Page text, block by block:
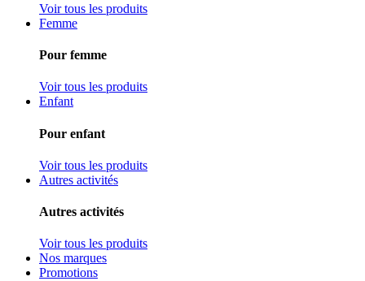
Voir tous les produits
Femme
Pour femme
Voir tous les produits
Enfant
Pour enfant
Voir tous les produits
Autres activités
Autres activités
Voir tous les produits
Nos marques
Promotions